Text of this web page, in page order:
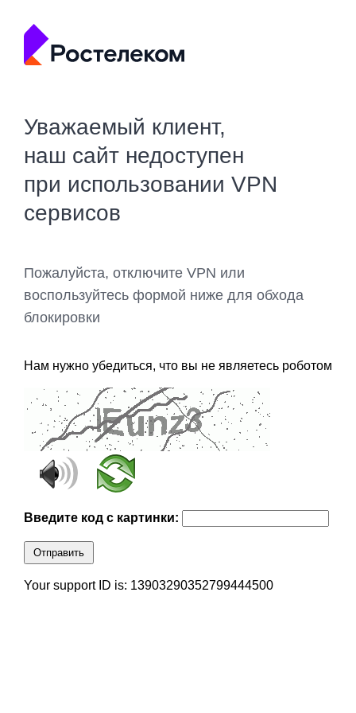
Уважаемый клиент,
наш сайт недоступен
при использовании VPN
сервисов
Пожалуйста, отключите VPN или
воспользуйтесь формой ниже для обхода
блокировки
Нам нужно убедиться, что вы не являетесь роботом
Введите код с картинки:
Отправить
Your support ID is: 13903290352799444500